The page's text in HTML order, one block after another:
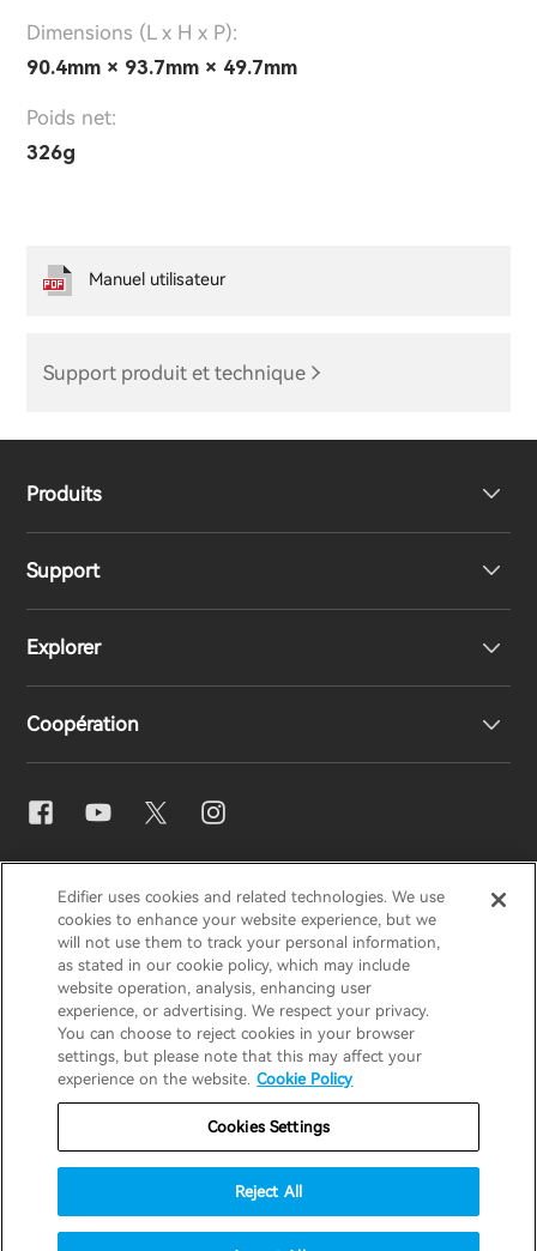
Dimensions (L x H x P):
90.4mm × 93.7mm × 49.7mm
Poids net:
326g
Support produit et technique
Manuel utilisateur
Produits
Haut-parleurs
Écouteurs
Casques
Support
Support produit
Déclaration de conformité UE
Contactez-nous
Explorer
Notre histoire
Presse
Blogues
Prix ​​de conception
Responsabilités sociales
Coopération
Distributeurs régionaux
Devenez distributeurs
Avis de confidentialitéAvis sur les cookies
Politique de garantie
Politique de garantie
Conditions d'utilisation
Avis important
France / Français
Edifier uses cookies and related technologies. We use
cookies to enhance your website experience, but we
will not use them to track your personal information,
as stated in our cookie policy, which may include
website operation, analysis, enhancing user
experience, or advertising. We respect your privacy.
You can choose to reject cookies in your browser
settings, but please note that this may affect your
experience on the website. Cookie Policy
Cookies Settings
Reject All